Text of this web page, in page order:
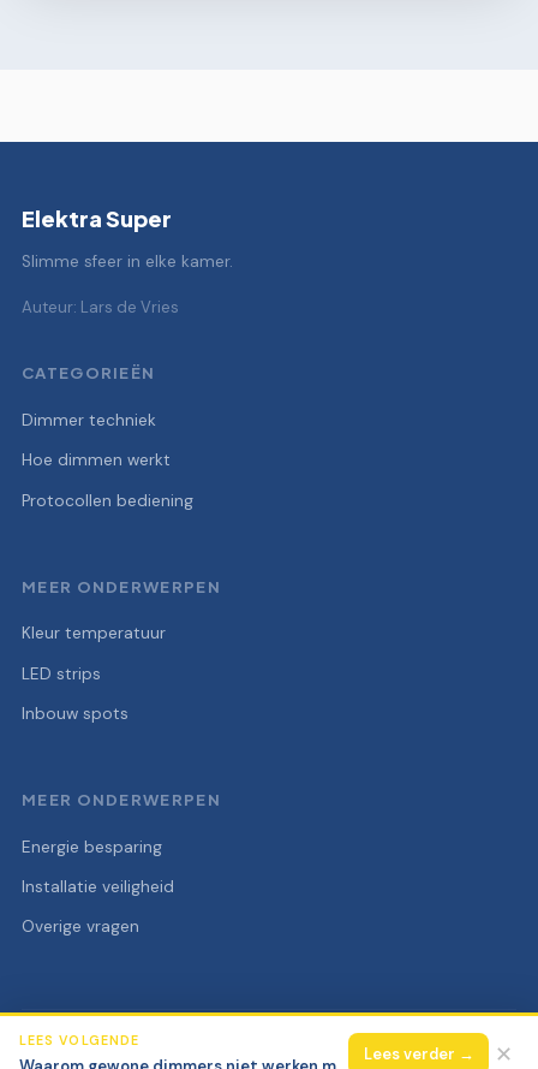
Elektra Super
Slimme sfeer in elke kamer.
Auteur: Lars de Vries
CATEGORIEËN
Dimmer techniek
Hoe dimmen werkt
Protocollen bediening
MEER ONDERWERPEN
Kleur temperatuur
LED strips
Inbouw spots
MEER ONDERWERPEN
Energie besparing
Installatie veiligheid
Overige vragen
© 2026 Elektra Super Alle rechten voorbehouden.
LEES VOLGENDE
Lees verder → ✕